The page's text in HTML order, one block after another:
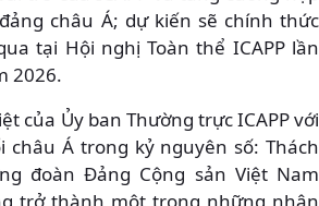
châu Á; dự kiến sẽ chính thức
tại Hội nghị Toàn thể ICAPP lần
2026.
của Ủy ban Thường trực ICAPP với
châu Á trong kỷ nguyên số: Thách
đoàn Đảng Cộng sản Việt Nam
trở thành một trong những nhân